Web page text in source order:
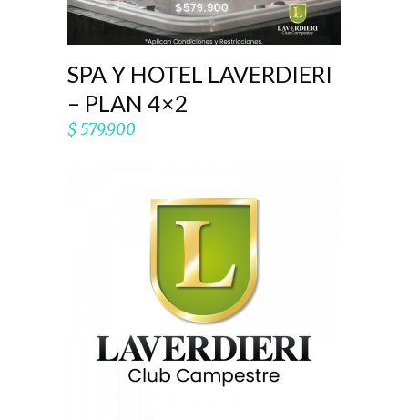
SPA Y HOTEL LAVERDIERI
– PLAN 4×2
$579.900
AÑADIR AL CARRITO